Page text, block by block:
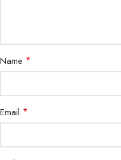
Name *
Email *